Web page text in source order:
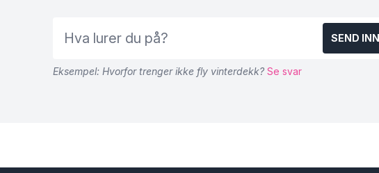
SEND
Eksempel: Hvorfor trenger ikke fly vinterdekk? Se svar